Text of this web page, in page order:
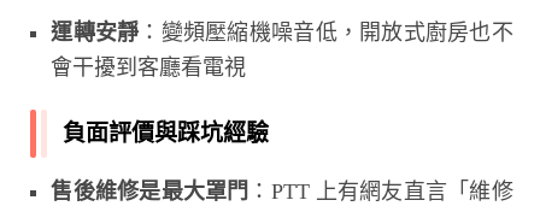
運轉安靜：變頻壓縮機噪音低，開放式廚房也不
會干擾到客廳看電視
負面評價與踩坑經驗
售後維修是最大罩門 ：PTT 上有網友直言「維修